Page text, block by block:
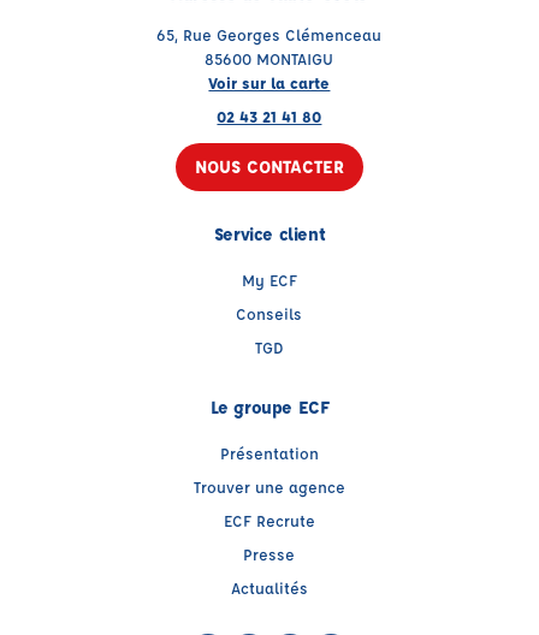
65, Rue Georges Clémenceau
85600 MONTAIGU
Voir sur la carte
02 43 21 41 80
NOUS CONTACTER
Service client
My ECF
Conseils
TGD
Le groupe ECF
Présentation
Trouver une agence
ECF Recrute
Presse
Actualités